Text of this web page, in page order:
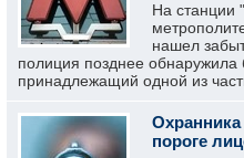
На станции
нашел
полиция позднее обнаружила
принадлежащий одной из
пороге